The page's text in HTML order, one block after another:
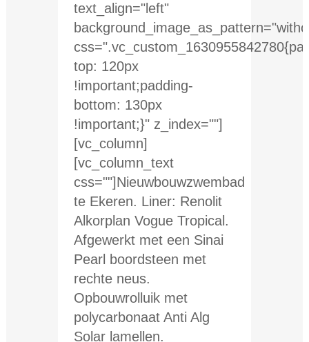
text_align="left"
top: 120px
!important;padding-
bottom: 130px
!important;}" z_index=""]
[vc_column]
[vc_column_text
css=""]Nieuwbouwzwembad
te Ekeren. Liner: Renolit
Alkorplan Vogue Tropical.
Afgewerkt met een Sinai
Pearl boordsteen met
rechte neus.
Opbouwrolluik met
polycarbonaat Anti Alg
Solar lamellen.